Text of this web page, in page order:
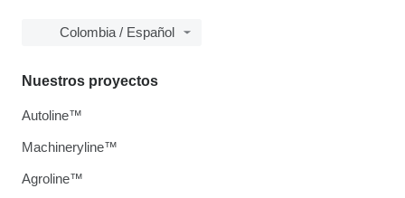
Colombia / Español
Nuestros proyectos
Autoline™
Machineryline™
Agroline™